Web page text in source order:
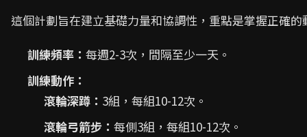
這個計劃旨在建立基礎力量和協調性，重點是掌握正確的
訓練頻率： 每週2-3次，間隔至少一天。
訓練動作：
滾輪深蹲： 3組，每組10-12次。
滾輪弓箭步： 每側3組，每組10-12次。